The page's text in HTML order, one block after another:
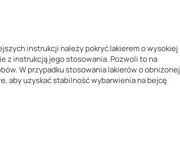
instrukcji należy pokryć lakierem o wysokiej
z instrukcją jego stosowania. Pozwoli to na
W przypadku stosowania lakierów o obniżonej
aby uzyskać stabilność wybarwienia na bejcę